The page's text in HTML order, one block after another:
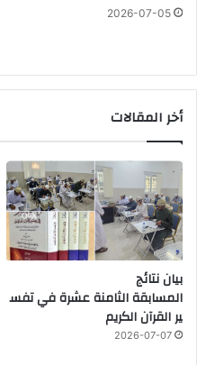
2026-07-05
أخر المقالات
بيان نتائج
المسابقة الثامنة عشرة في تفس
ير القرآن الكريم
2026-07-07